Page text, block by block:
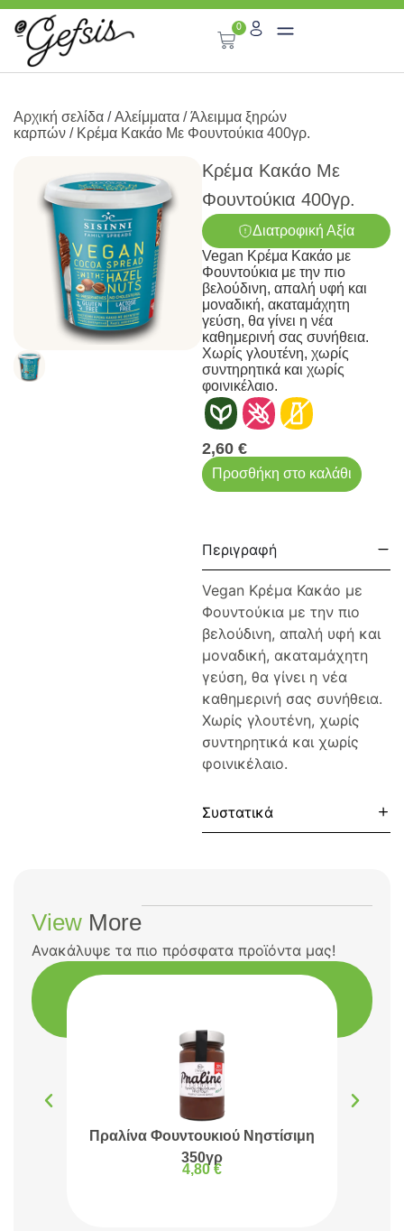
0
Αρχική σελίδα /Αλείμματα /Άλειμμα ξηρών
καρπών / Κρέμα Κακάο Με Φουντούκια 400γρ.
Κρέμα Κακάο Με
Φουντούκια 400γρ.
Διατροφική Αξία
Vegan Κρέμα Κακάο με
Φουντούκια με την πιο
βελούδινη, απαλή υφή και
μοναδική, ακαταμάχητη
γεύση, θα γίνει η νέα
καθημερινή σας συνήθεια.
Χωρίς γλουτένη, χωρίς
συντηρητικά και χωρίς
φοινικέλαιο.
2,60 €
Προσθήκη στο καλάθι
Περιγραφή
Vegan Κρέμα Κακάο με
Φουντούκια με την πιο
βελούδινη, απαλή υφή και
μοναδική, ακαταμάχητη
γεύση, θα γίνει η νέα
καθημερινή σας συνήθεια.
Χωρίς γλουτένη, χωρίς
συντηρητικά και χωρίς
φοινικέλαιο.
Συστατικά
View More
Ανακάλυψε τα πιο πρόσφατα προϊόντα μας!
Πραλίνα Φουντουκιού Νηστίσιμη
350γρ
4,80 €